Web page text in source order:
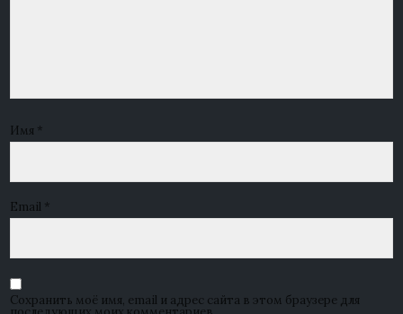
Имя *
Email *
Сохранить моё имя, email и адрес сайта в этом браузере для